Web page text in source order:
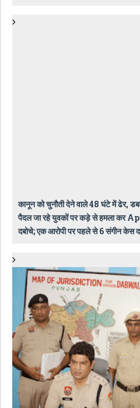
कानून को चुनौती देने वाले 48 घंटे में ढेर,
पैदल जा रहे युवकों पर कड़े से हमला कर
दबोचे; एक आरोपी पर पहले से 6 संगीन केस